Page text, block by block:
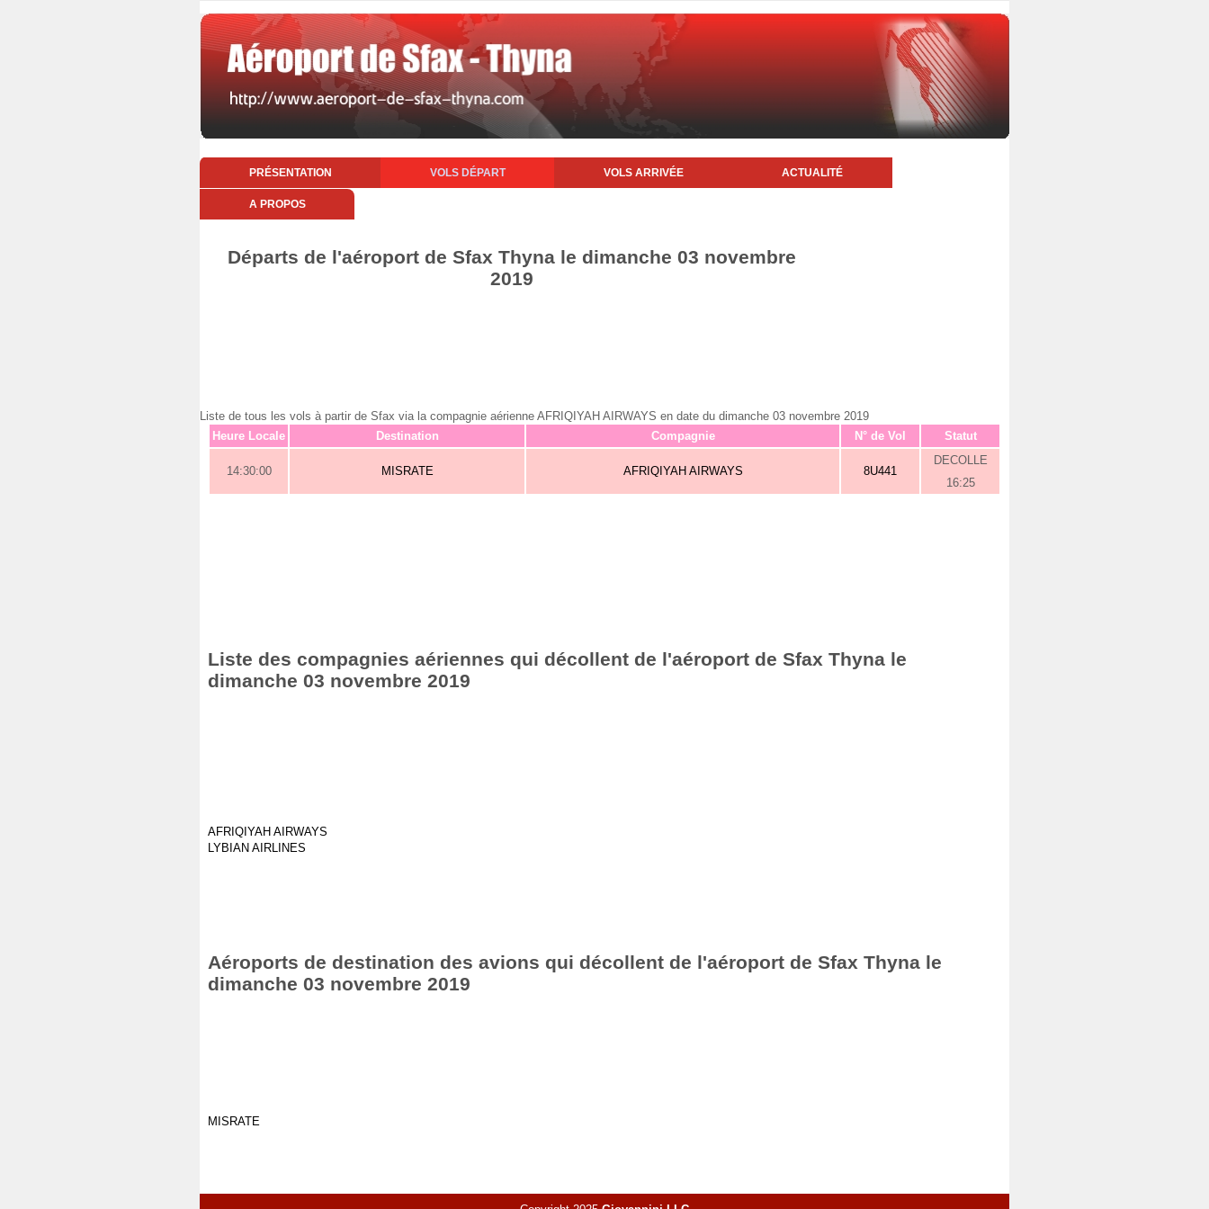
PRÉSENTATION VOLS DÉPART VOLS ARRIVÉE ACTUALITÉ
A PROPOS
Départs de l'aéroport de Sfax Thyna le dimanche 03 novembre
2019
Liste de tous les vols à partir de Sfax via la compagnie aérienne AFRIQIYAH AIRWAYS en date du dimanche 03 novembre 2019
Heure Locale
Destination Compagnie N° de Vol Statut
14:30:00 MISRATE AFRIQIYAH AIRWAYS 8U441
DECOLLE
16:25
Liste des compagnies aériennes qui décollent de l'aéroport de Sfax Thyna le
dimanche 03 novembre 2019
AFRIQIYAH AIRWAYS
LYBIAN AIRLINES
Aéroports de destination des avions qui décollent de l'aéroport de Sfax Thyna le
dimanche 03 novembre 2019
MISRATE